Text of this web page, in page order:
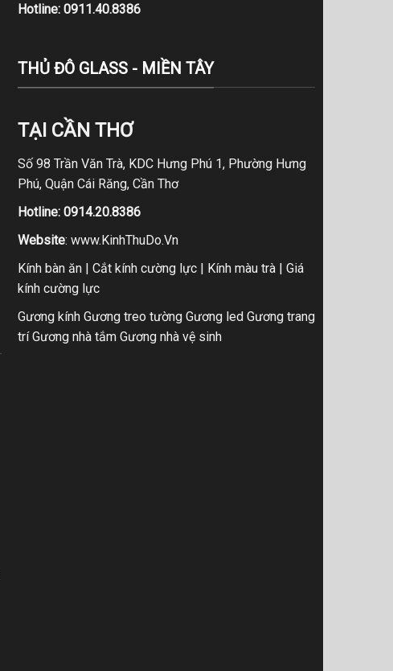
Hotline: 0911.40.8386
THỦ ĐÔ GLASS - MIỀN TÂY
TẠI CẦN THƠ
Số 98 Trần Văn Trà, KDC Hưng Phú 1, Phường Hưng
Phú, Quận Cái Răng, Cần Thơ
Hotline: 0914.20.8386
Website: www.KinhThuDo.Vn
Kính bàn ăn| Cắt kính cường lực| Kính màu trà| Giá
kính cường lực
Gương kính Gương treo tường Gương led Gương trang
trí Gương nhà tắm Gương nhà vệ sinh